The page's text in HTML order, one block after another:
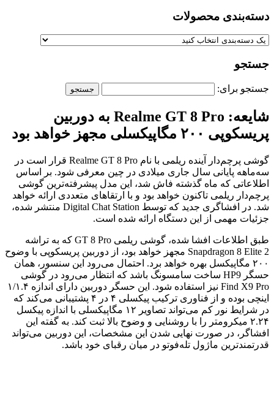
دسته‌بندی‌ محصولات
جستجو
جستجو برای:
شایعه: Realme GT 8 Pro به دوربین
پریسکوپی ۲۰۰ مگاپیکسلی مجهز خواهد بود
گوشی پرچم‌دار آینده ریلمی با نام Realme GT 8 Pro قرار است در
سه‌ماهه پایانی سال جاری میلادی در چین معرفی شود. بر اساس
اطلاعاتی که ماه گذشته فاش شد، این مدل پیشرفته‌ترین گوشی
پرچم‌دار ریلمی تاکنون خواهد بود و با ارتقاهای متعددی ارائه خواهد
شد. در افشاگری جدید که توسط Digital Chat Station منتشر شده،
جزئیات مهمی از این دستگاه ارائه شده است.
طبق اطلاعات افشا شده، گوشی ریلمی GT 8 Pro که به تراشه
Snapdragon 8 Elite 2 مجهز خواهد بود، از دوربین پریسکوپی با وضوح
۲۰۰ مگاپیکسل بهره خواهد برد. احتمال می‌رود این سنسور، همان
حسگر HP9 ساخت سامسونگ باشد که انتظار می‌رود در گوشی
Find X9 Pro نیز استفاده شود. این حسگر دوربین دارای اندازه ۱/۱.۴
اینچی بوده و از فناوری ترکیب پیکسلی ۴ در ۴ پشتیبانی می‌کند که
در شرایط نور کم می‌تواند تصاویر ۱۲ مگاپیکسلی با اندازه پیکسل
۲.۲۴ میکرومتر را با روشنایی و وضوح بالا ثبت کند. به گفته این
افشاگر، در صورت نهایی شدن این مشخصات، این دوربین می‌تواند
قدرتمندترین ماژول تله‌فوتو در میان رقبای خود باشد.